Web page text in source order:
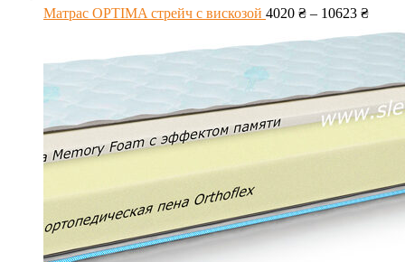
Матрас OPTIMA стрейч с вискозой 4020 ₴ – 10623 ₴